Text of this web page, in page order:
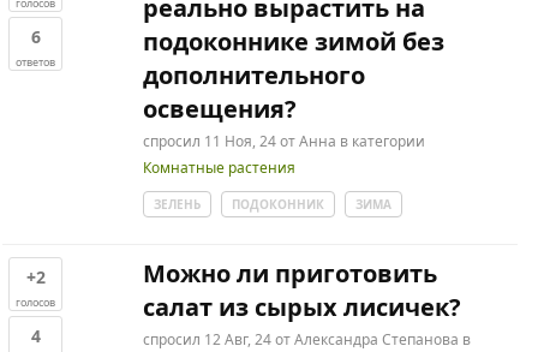
голосов
6
ответов
реально вырастить на
подоконнике зимой без
дополнительного
освещения?
спросил 11 Ноя, 24 отАнна в категории
Комнатные растения
ЗЕЛЕНЬ ПОДОКОННИК ЗИМА
+2
голосов
4
Можно ли приготовить
салат из сырых лисичек?
спросил 12 Авг, 24 отАлександра Степанова в